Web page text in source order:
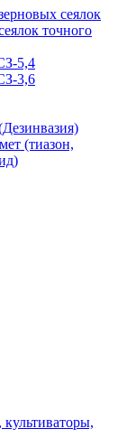
сеялок
точного
5,4
3,6
(тиазон,